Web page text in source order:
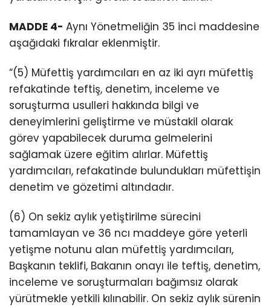
MADDE 4- Aynı Yönetmeliğin 35 inci maddesine
aşağıdaki fıkralar eklenmiştir.
“(5) Müfettiş yardımcıları en az iki ayrı müfettiş
refakatinde teftiş, denetim, inceleme ve
soruşturma usulleri hakkında bilgi ve
deneyimlerini geliştirme ve müstakil olarak
görev yapabilecek duruma gelmelerini
sağlamak üzere eğitim alırlar. Müfettiş
yardımcıları, refakatinde bulundukları müfettişin
denetim ve gözetimi altındadır.
(6) On sekiz aylık yetiştirilme sürecini
tamamlayan ve 36 ncı maddeye göre yeterli
yetişme notunu alan müfettiş yardımcıları,
Başkanın teklifi, Bakanın onayı ile teftiş, denetim,
inceleme ve soruşturmaları bağımsız olarak
yürütmekle yetkili kılınabilir. On sekiz aylık sürenin